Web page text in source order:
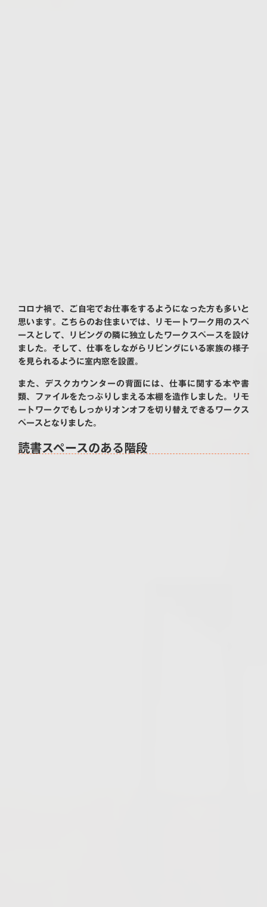
コロナ禍で、ご自宅でお仕事をするようになった方も多いと
思います。こちらのお住まいでは、リモートワーク用のスペ
ースとして、リビングの隣に独立したワークスペースを設け
ました。そして、仕事をしながらリビングにいる家族の様子
を見られるように室内窓を設置。
また、デスクカウンターの背面には、仕事に関する本や書
類、ファイルをたっぷりしまえる本棚を造作しました。リモ
ートワークでもしっかりオンオフを切り替えできるワークス
ペースとなりました。
読書スペースのある階段